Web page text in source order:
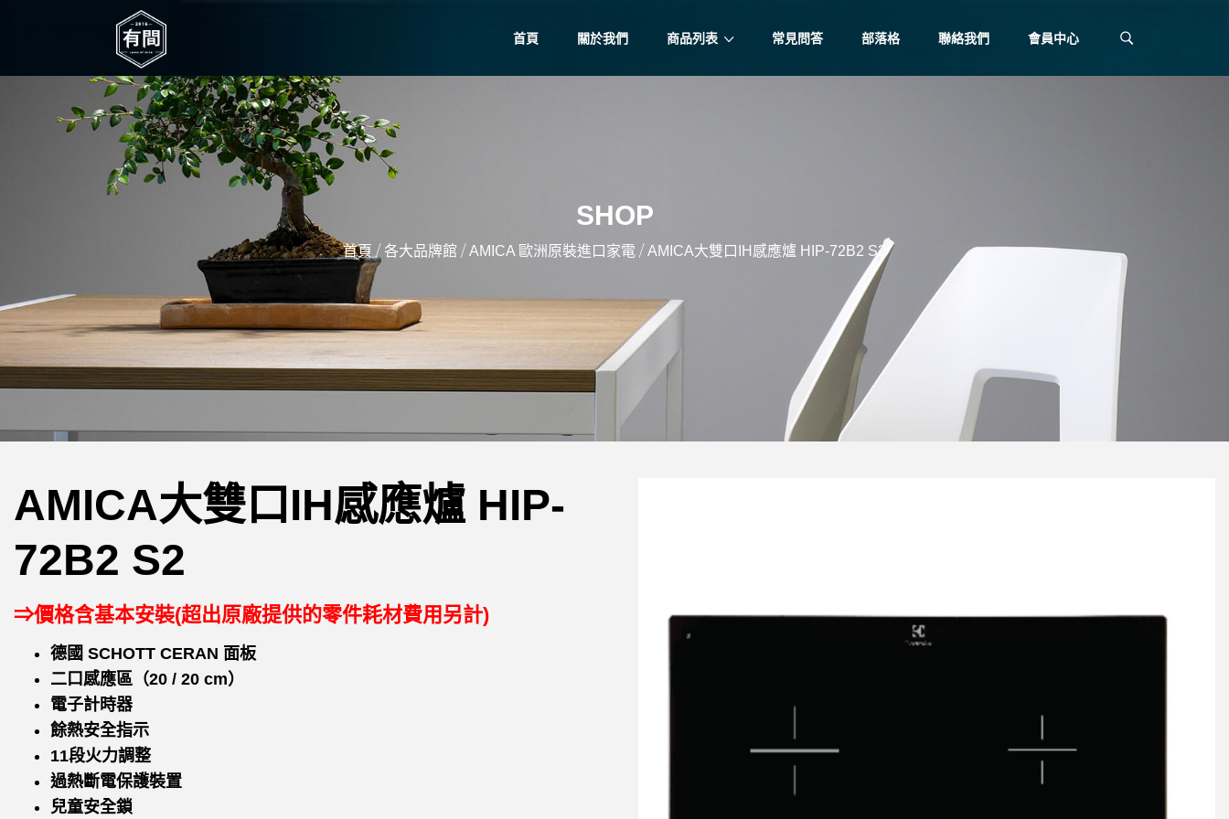
首頁 關於我們 商品列表 常見問答 部落格 聯絡我們 會員中心
SHOP
首頁 / 各大品牌館 / AMICA 歐洲原裝進口家電 / AMICA大雙口IH感應爐 HIP-72B2 S2
AMICA大雙口IH感應爐 HIP-
72B2 S2
⇒價格含基本安裝(超出原廠提供的零件耗材費用另計)
德國 SCHOTT CERAN 面板
二口感應區（20 / 20 cm）
電子計時器
餘熱安全指示
11段火力調整
過熱斷電保護裝置
兒童安全鎖